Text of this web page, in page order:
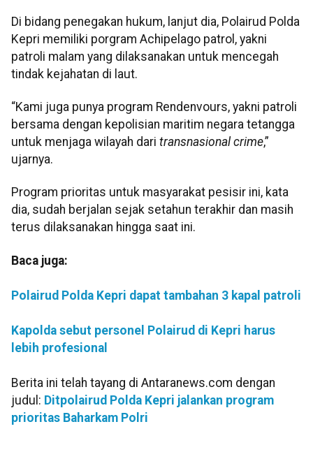
Di bidang penegakan hukum, lanjut dia, Polairud Polda
Kepri memiliki porgram Achipelago patrol, yakni
patroli malam yang dilaksanakan untuk mencegah
tindak kejahatan di laut.
“Kami juga punya program Rendenvours, yakni patroli
bersama dengan kepolisian maritim negara tetangga
untuk menjaga wilayah dari transnasional crime,”
ujarnya.
Program prioritas untuk masyarakat pesisir ini, kata
dia, sudah berjalan sejak setahun terakhir dan masih
terus dilaksanakan hingga saat ini.
Baca juga:
Polairud Polda Kepri dapat tambahan 3 kapal patroli
Kapolda sebut personel Polairud di Kepri harus
lebih profesional
Berita ini telah tayang di Antaranews.com dengan
judul: Ditpolairud Polda Kepri jalankan program
prioritas Baharkam Polri